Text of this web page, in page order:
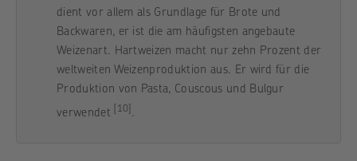
dient vor allem als Grundlage für Brote und
Backwaren, er ist die am häufigsten angebaute
Weizenart. Hartweizen macht nur zehn Prozent der
weltweiten Weizenproduktion aus. Er wird für die
Produktion von Pasta, Couscous und Bulgur
verwendet [10].